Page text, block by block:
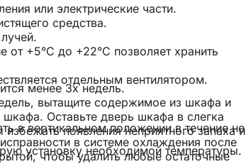
+5°C до +22°C позволяет хранить
отдельным вентилятором.
установку необходимой температуры.
или электрические части.
средства.
менее 3х недель.
вытащите содержимое из шкафа и
Оставьте дверь шкафа в слегка
появления неприятного запаха и
в вертикальном положении в течение не
в системе охлаждения после
чтобы удалить любые остаточные